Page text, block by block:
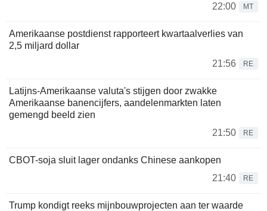
22:00
MT
Amerikaanse postdienst rapporteert kwartaalverlies van
2,5 miljard dollar
21:56
RE
Latijns-Amerikaanse valuta's stijgen door zwakke
Amerikaanse banencijfers, aandelenmarkten laten
gemengd beeld zien
21:50
RE
CBOT-soja sluit lager ondanks Chinese aankopen
21:40
RE
Trump kondigt reeks mijnbouwprojecten aan ter waarde